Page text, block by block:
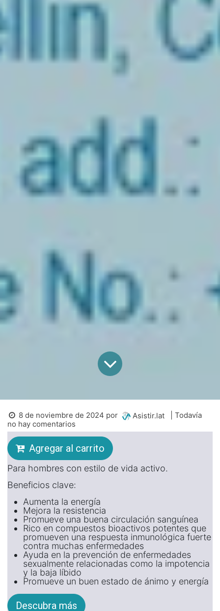
8 de noviembre de 2024 por Asistir.lat
| Todavía
no hay comentarios
Agregar al carrito
Para hombres con estilo de vida activo.
Beneficios clave:
Aumenta la energía
Mejora la resistencia
Promueve una buena circulación sanguínea
Rico en compuestos bioactivos potentes que
promueven una respuesta inmunológica fuerte
contra muchas enfermedades
Ayuda en la prevención de enfermedades
sexualmente relacionadas como la impotencia
y la baja líbido
Promueve un buen estado de ánimo y energía
Descubra más